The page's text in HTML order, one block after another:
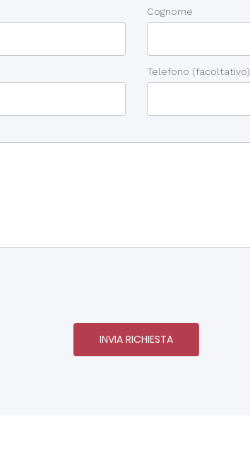
Cognome
Telefono (facoltativo)
INVIA RICHIESTA